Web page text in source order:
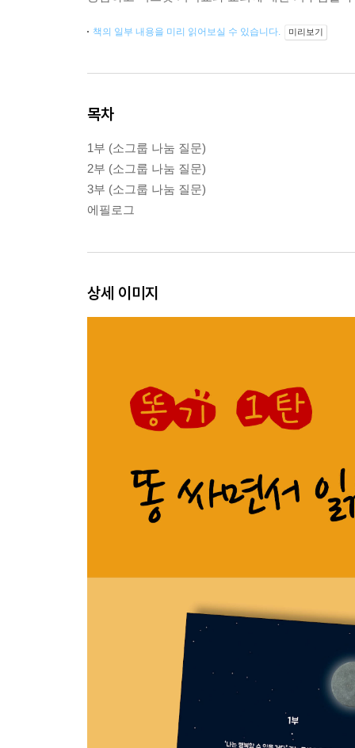
책의 일부 내용을 미리 읽어보실 수 있습니다. 미리보기
목차
1부 (소그룹 나눔 질문)
2부 (소그룹 나눔 질문)
3부 (소그룹 나눔 질문)
에필로그
상세 이미지